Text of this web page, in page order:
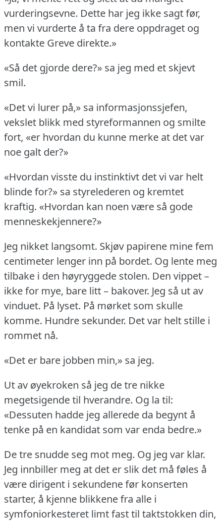
vurderingsevne. Dette har jeg ikke sagt før,
men vi vurderte å ta fra dere oppdraget og
kontakte Greve direkte.»
«Så det gjorde dere?» sa jeg med et skjevt
smil.
«Det vi lurer på,» sa informasjonssjefen,
vekslet blikk med styreformannen og smilte
fort, «er hvordan du kunne merke at det var
noe galt der?»
«Hvordan visste du instinktivt det vi var helt
blinde for?» sa styrelederen og kremtet
kraftig. «Hvordan kan noen være så gode
menneskekjennere?»
Jeg nikket langsomt. Skjøv papirene mine fem
centimeter lenger inn på bordet. Og lente meg
tilbake i den høyryggede stolen. Den vippet –
ikke for mye, bare litt – bakover. Jeg så ut av
vinduet. På lyset. På mørket som skulle
komme. Hundre sekunder. Det var helt stille i
rommet nå.
«Det er bare jobben min,» sa jeg.
Ut av øyekroken så jeg de tre nikke
megetsigende til hverandre. Og la til:
«Dessuten hadde jeg allerede da begynt å
tenke på en kandidat som var enda bedre.»
De tre snudde seg mot meg. Og jeg var klar.
Jeg innbiller meg at det er slik det må føles å
være dirigent i sekundene før konserten
starter, å kjenne blikkene fra alle i
symfoniorkesteret limt fast til taktstokken din,